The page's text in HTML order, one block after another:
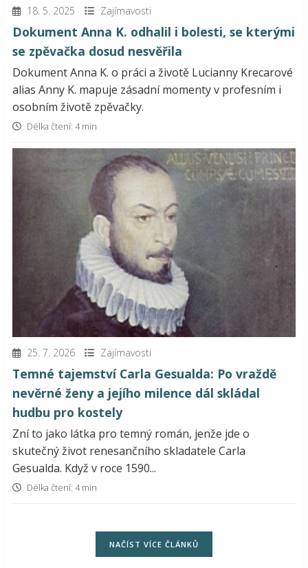
18. 5. 2025 Zajímavosti
Dokument Anna K. odhalil i bolesti, se kterými
se zpěvačka dosud nesvěřila
Dokument Anna K. o práci a životě Lucianny Krecarové
alias Anny K. mapuje zásadní momenty v profesním i
osobním životě zpěvačky.
Délka čtení: 4 min
25. 7. 2026 Zajímavosti
Temné tajemství Carla Gesualda: Po vraždě
nevěrné ženy a jejího milence dál skládal
hudbu pro kostely
Zní to jako látka pro temný román, jenže jde o
skutečný život renesančního skladatele Carla
Gesualda. Když v roce 1590...
Délka čtení: 4 min
NAČÍST VÍCE ČLÁNKŮ